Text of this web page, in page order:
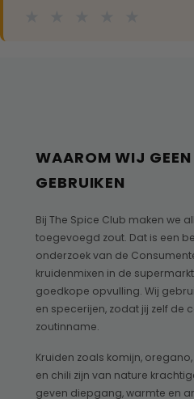
WAAROM WIJ
GEBRUIKEN
Bij The Spice Club maken we
toegevoegd zout. Dat is een
onderzoek van de
kruidenmixen in de
goedkope opvulling. Wij
en specerijen, zodat jij zelf de
zoutinname.
Kruiden zoals komijn,
en chili zijn van nature
geven diepgang, warmte en